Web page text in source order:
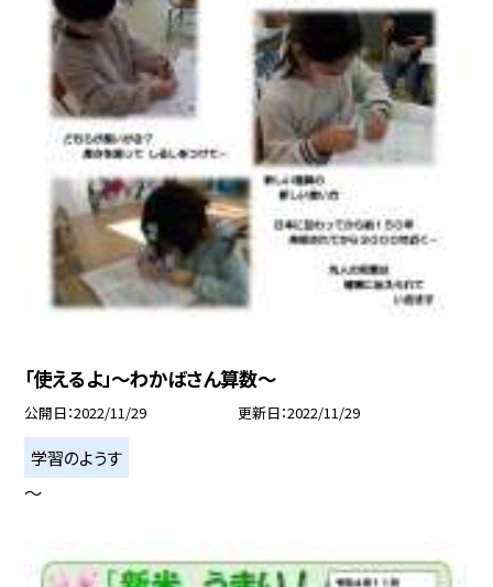
「使えるよ」〜わかばさん算数〜
公開日 2022/11/29 更新日 2022/11/29
学習のようす
〜